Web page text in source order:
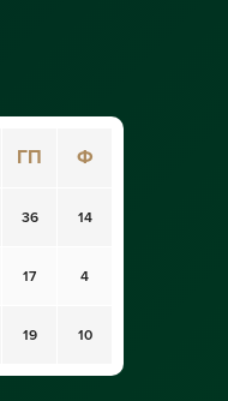
ГП Ф
36 14
17 4
19 10